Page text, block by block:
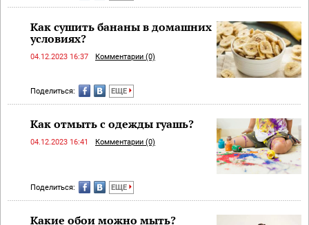
Как сушить бананы в домашних
условиях?
04.12.2023 16:37 Комментарии (0)
Поделиться: ЕЩЕ
Как отмыть с одежды гуашь?
04.12.2023 16:41 Комментарии (0)
Поделиться: ЕЩЕ
Какие обои можно мыть?